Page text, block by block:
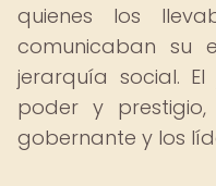
quienes los
comunicaban su
jerarquía social.
poder y
gobernante y los